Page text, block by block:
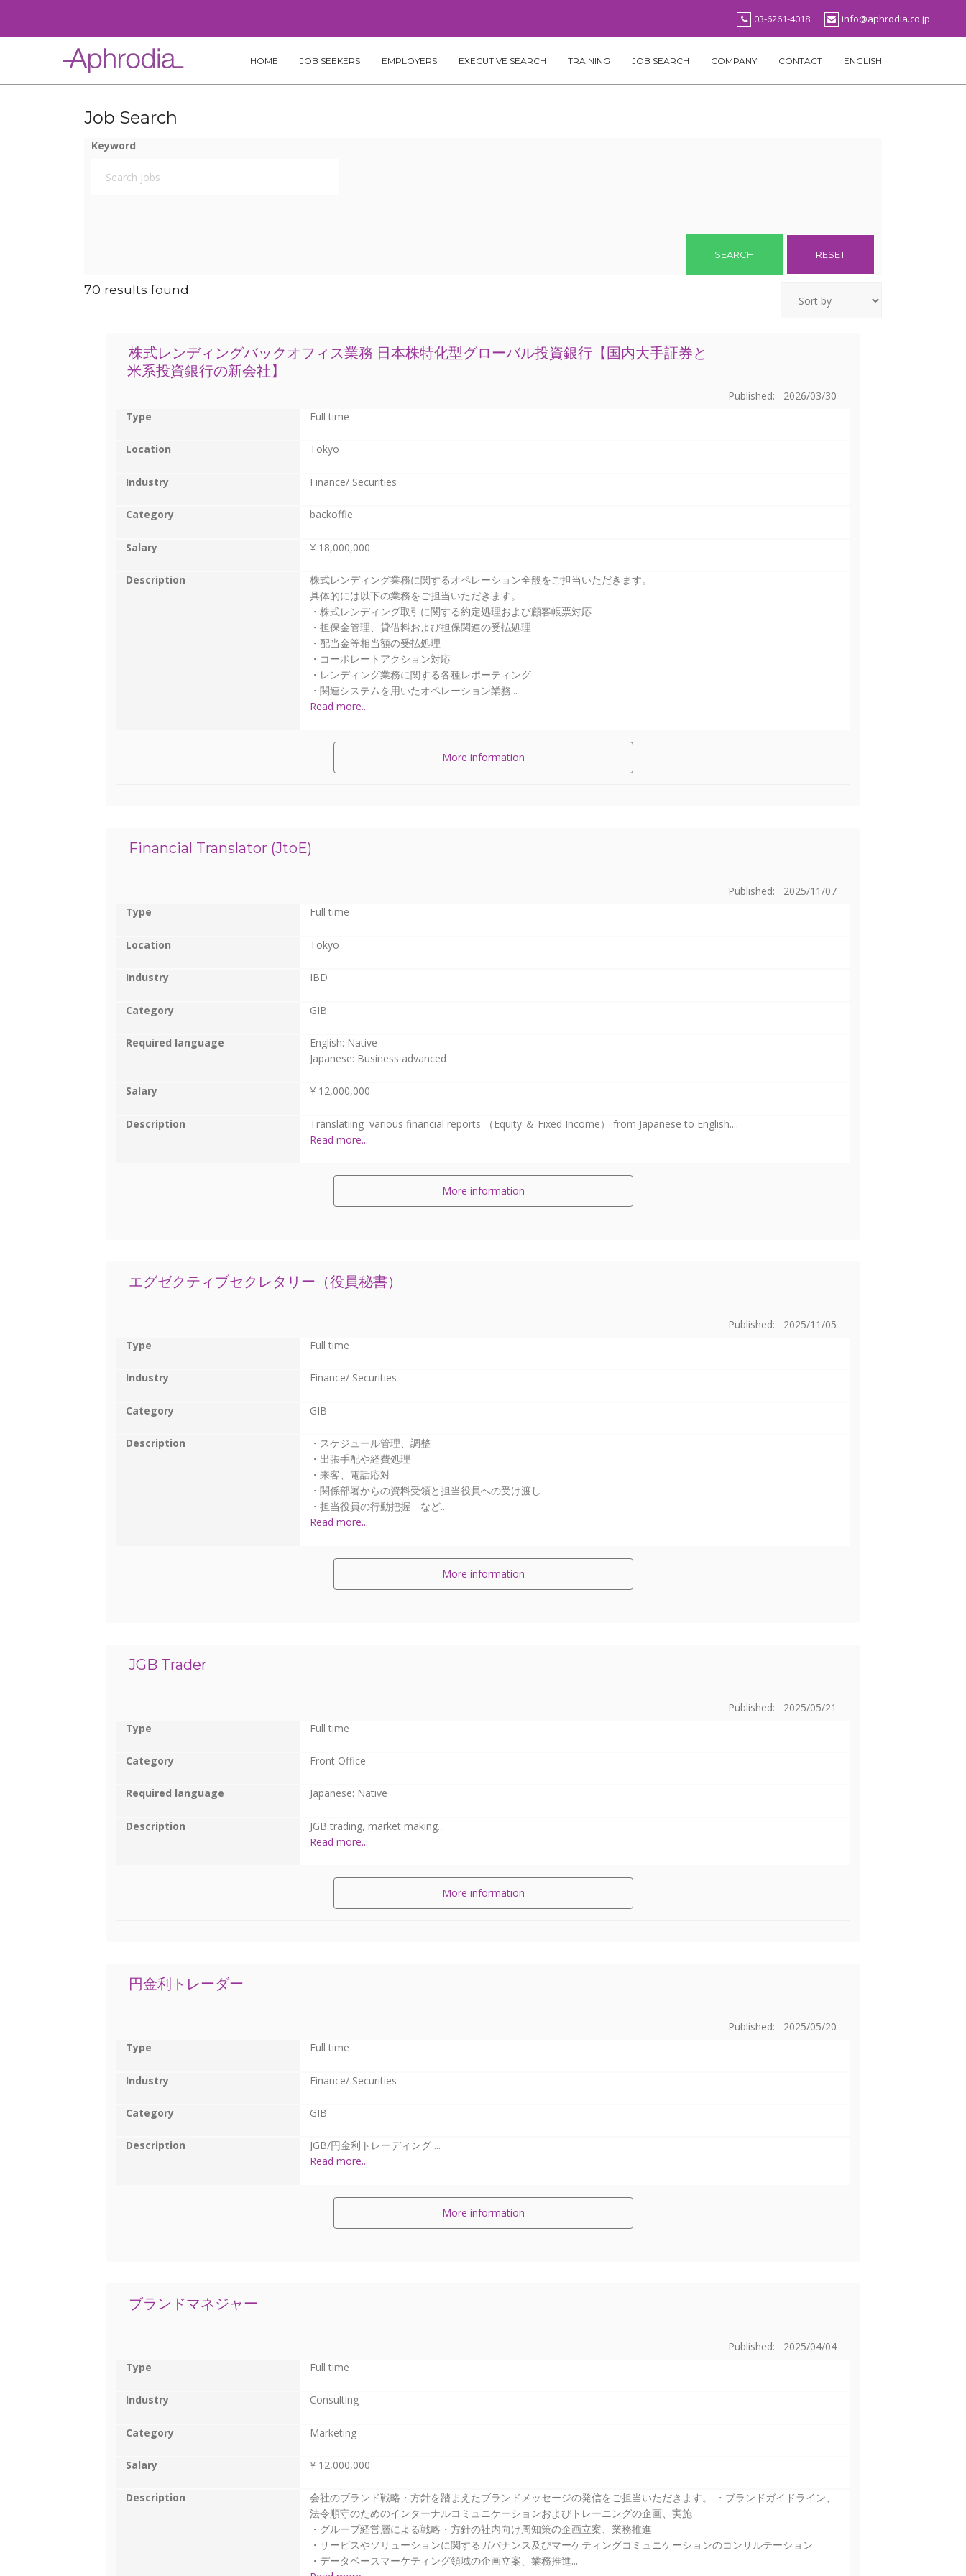
content
03-6261-4018 info@aphrodia.co.jp
HOME JOB SEEKERS EMPLOYERS EXECUTIVE SEARCH TRAINING JOB SEARCH COMPANY CONTACT ENGLISH
Job Search
Keyword
70 results found
株式レンディングバックオフィス業務 日本株特化型グローバル投資銀行【国内大手証券と
米系投資銀行の新会社】
Published: 2026/03/30
Type
Full time
Location Tokyo
Industry Finance/ Securities
Category backoffie
Salary ¥ 18,000,000
Description
株式レンディング業務に関するオペレーション全般をご担当いただきます。
具体的には以下の業務をご担当いただきます。
・株式レンディング取引に関する約定処理および顧客帳票対応
・担保金管理、貸借料および担保関連の受払処理
・配当金等相当額の受払処理
・コーポレートアクション対応
・レンディング業務に関する各種レポーティング
・関連システムを用いたオペレーション業務...
Read more...
More information
Financial Translator (JtoE)
Published: 2025/11/07
Type
Full time
Location Tokyo
Industry IBD
Category GIB
Required language
English: Native
Japanese: Business advanced
Salary ¥ 12,000,000
Description
Translatiing various financial reports （Equity ＆ Fixed Income） from Japanese to English....
Read more...
More information
エグゼクティブセクレタリー（役員秘書）
Published: 2025/11/05
Type
Full time
Industry Finance/ Securities
Category GIB
Description
・スケジュール管理、調整
・出張手配や経費処理
・来客、電話応対
・関係部署からの資料受領と担当役員への受け渡し
・担当役員の行動把握 など...
Read more...
More information
JGB Trader
Published: 2025/05/21
Type
Full time
Category Front Office
Required language Japanese: Native
Description
JGB trading, market making...
Read more...
More information
円金利トレーダー
Published: 2025/05/20
Type
Full time
Industry Finance/ Securities
Category GIB
Description
JGB/円金利トレーディング ...
Read more...
More information
ブランドマネジャー
Published: 2025/04/04
Type
Full time
Industry Consulting
Category Marketing
Salary ¥ 12,000,000
Description
会社のブランド戦略・方針を踏まえたブランドメッセージの発信をご担当いただきます。 ・ブランドガイドライン、
法令順守のためのインターナルコミュニケーションおよびトレーニングの企画、実施
・グループ経営層による戦略・方針の社内向け周知策の企画立案、業務推進
・サービスやソリューションに関するガバナンス及びマーケティングコミュニケーションのコンサルテーション
・データベースマーケティング領域の企画立案、業務推進...